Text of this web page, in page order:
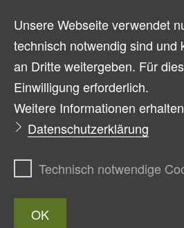
Unsere Webseite verwendet
technisch notwendig sind und
an Dritte weitergeben. Für
Einwilligung erforderlich.
Weitere Informationen
Datenschutzerklärung
Technisch notwendige
OK